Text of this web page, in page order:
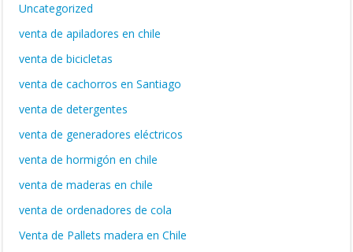
Uncategorized
venta de apiladores en chile
venta de bicicletas
venta de cachorros en Santiago
venta de detergentes
venta de generadores eléctricos
venta de hormigón en chile
venta de maderas en chile
venta de ordenadores de cola
Venta de Pallets madera en Chile